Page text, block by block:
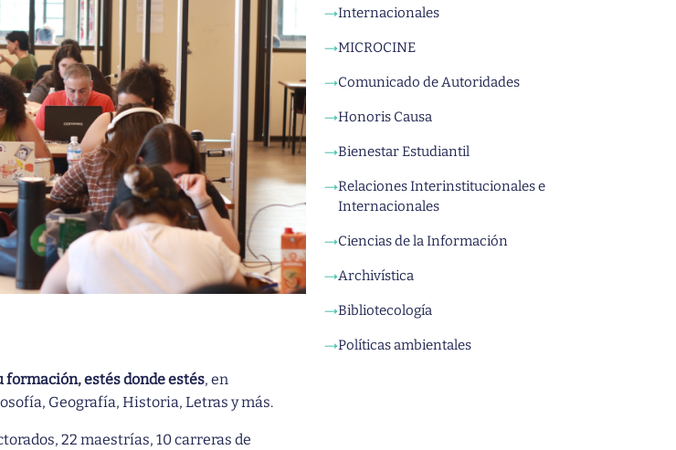
estés donde estés, en
Geografía, Historia, Letras y más.
22 maestrías, 10 carreras de
→Internacionales
→MICROCINE
→Comunicado de Autoridades
→Honoris Causa
→Bienestar Estudiantil
→Relaciones Interinstitucionales e
Internacionales
→Ciencias de la Información
→Archivística
→Bibliotecología
→Políticas ambientales